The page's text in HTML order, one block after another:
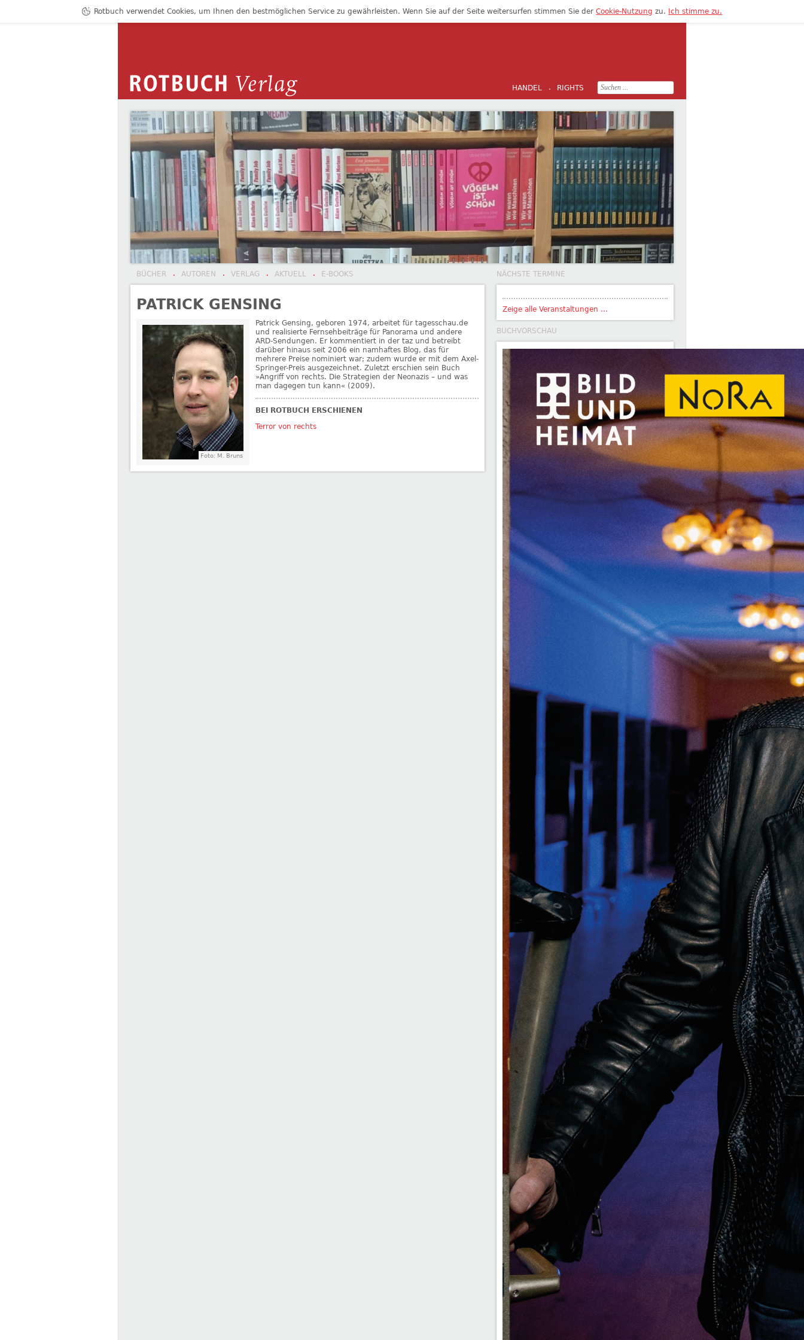
Rotbuch verwendet Cookies, um Ihnen den bestmöglichen Service zu gewährleisten. Wenn Sie auf der Seite weitersurfen stimmen Sie derCookie-Nutzung zu. Ich stimme zu.
HANDEL · RIGHTS
Search
for:
ROTBUCH VERLAG
PATRICK GENSING
BÜCHER · AUTOREN · VERLAG · AKTUELL · E-BOOKS
PATRICK GENSING
Foto: M. Bruns
Patrick Gensing, geboren 1974, arbeitet für tagesschau.de
und realisierte Fernsehbeiträge für Panorama und andere
ARD-Sendungen. Er kommentiert in der taz und betreibt
darüber hinaus seit 2006 ein namhaftes Blog, das für
mehrere Preise nominiert war; zudem wurde er mit dem Axel-
Springer-Preis ausgezeichnet. Zuletzt erschien sein Buch
»Angriff von rechts. Die Strategien der Neonazis – und was
man dagegen tun kann« (2009).
BEI ROTBUCH ERSCHIENEN
Terror von rechts
←Dario Fo Gunter Gerlach→
NÄCHSTE TERMINE
Zeige alle Veranstaltungen ...
BUCHVORSCHAU